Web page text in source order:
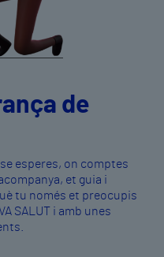
de
esperes, on comptes
et guia i
tu només et preocupis
SALUT i amb unes